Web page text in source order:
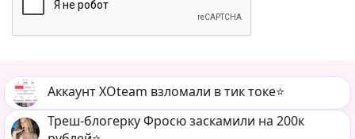
Аккаунт XOteam взломали в тик токе⭐️
Треш-блогерку Фросю заскамили на 200к